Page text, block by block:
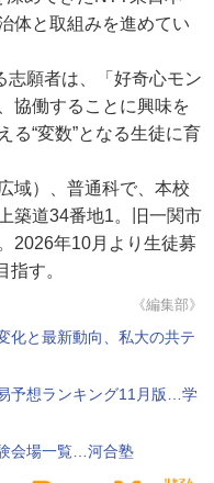
体と取組みを進めてい
願者は、「好奇心モン
協働することに興味を
る“変数”となる生徒に育
域）、普通科で、本校
築道34番地1。旧一関市
2026年10月より生徒募
す。
《編集部》
化と最新動向、私大の共テ
予想ランキング11月版…学
会場一覧…河合塾